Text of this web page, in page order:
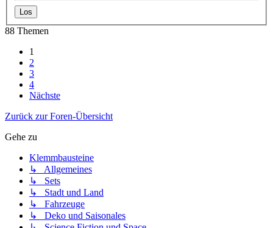
88 Themen
1
2
3
4
Nächste
Zurück zur Foren-Übersicht
Gehe zu
Klemmbausteine
↳ Allgemeines
↳ Sets
↳ Stadt und Land
↳ Fahrzeuge
↳ Deko und Saisonales